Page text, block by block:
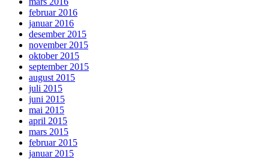
februar 2016
januar 2016
desember 2015
november 2015
oktober 2015
september 2015
august 2015
juli 2015
juni 2015
mai 2015
april 2015
mars 2015
februar 2015
januar 2015